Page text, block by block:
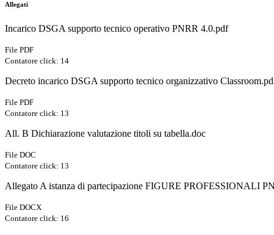
Allegati
Incarico DSGA supporto tecnico operativo PNRR 4.0.pdf
File PDF
Contatore click: 14
Decreto incarico DSGA supporto tecnico organizzativo
File PDF
Contatore click: 13
All. B Dichiarazione valutazione titoli su tabella.doc
File DOC
Contatore click: 13
Allegato A istanza di partecipazione FIGURE PROFESSIONALI
File DOCX
Contatore click: 16